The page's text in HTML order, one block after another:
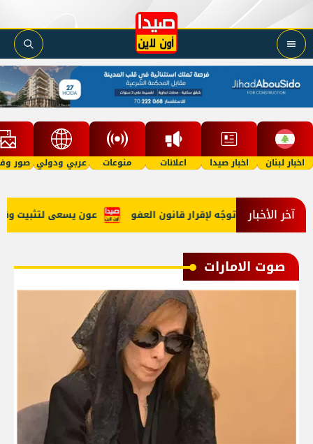
اخبار لبنان اخبار صيدا اعلانات منوعات عربي ودولي صور
آخر الأخبار عون يسعى لتثبيت وقف ينهي الحرب وتوجُه لإقرار قانون العفو
صوت الامارات